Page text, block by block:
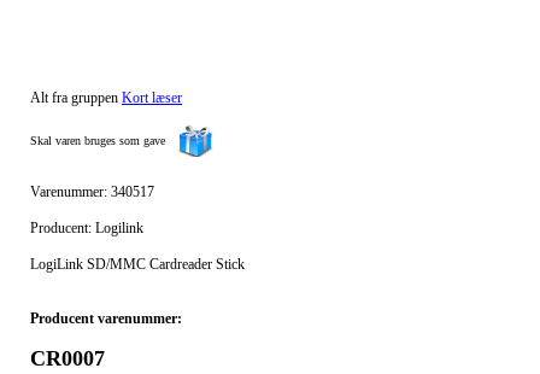
Alt fra gruppen Kort læser
Skal varen bruges som gave
Varenummer: 340517
Producent: Logilink
LogiLink SD/MMC Cardreader Stick
Producent varenummer:
CR0007